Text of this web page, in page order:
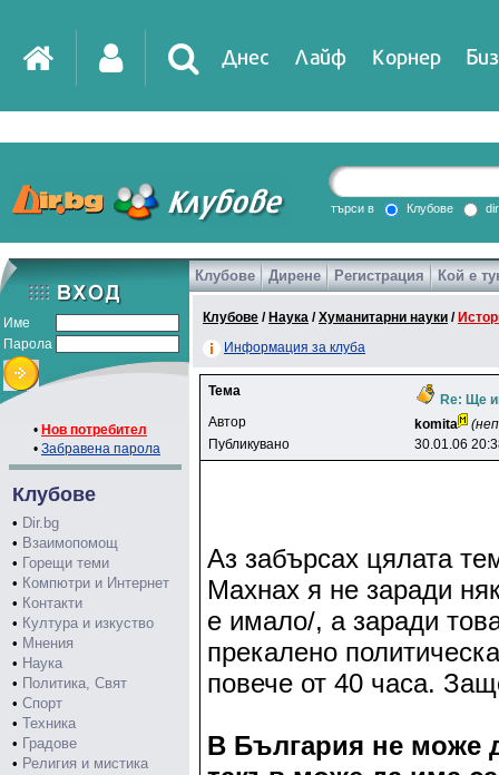
Днес Лайф Корнер
DirTV Impressio
Games
търси в Клубове
Име
Парола
• Нов потребител
• Забравена парола
Клубове
• Dir.bg
• Взаимопомощ
• Горещи теми
• Компютри и Интернет
• Контакти
• Култура и изкуство
• Мнения
• Наука
• Политика, Свят
• Спорт
• Техника
• Градове
• Религия и мистика
Клубове Дирене Регистрация Кой е
Клубове / Наука /Хуманитарни науки /
Информация за клуба
Тема
Re: Ще
Автор
komita
Публикувано
30.01.06
Аз забърсах цялата
Махнах я не заради
е имало/, а заради
прекалено
повече от 40 часа.
В България не може